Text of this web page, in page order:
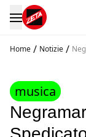
Home / Notizie /
musica